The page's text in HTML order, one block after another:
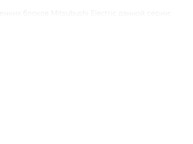
блоков Mitsubushi Electric данной серии: